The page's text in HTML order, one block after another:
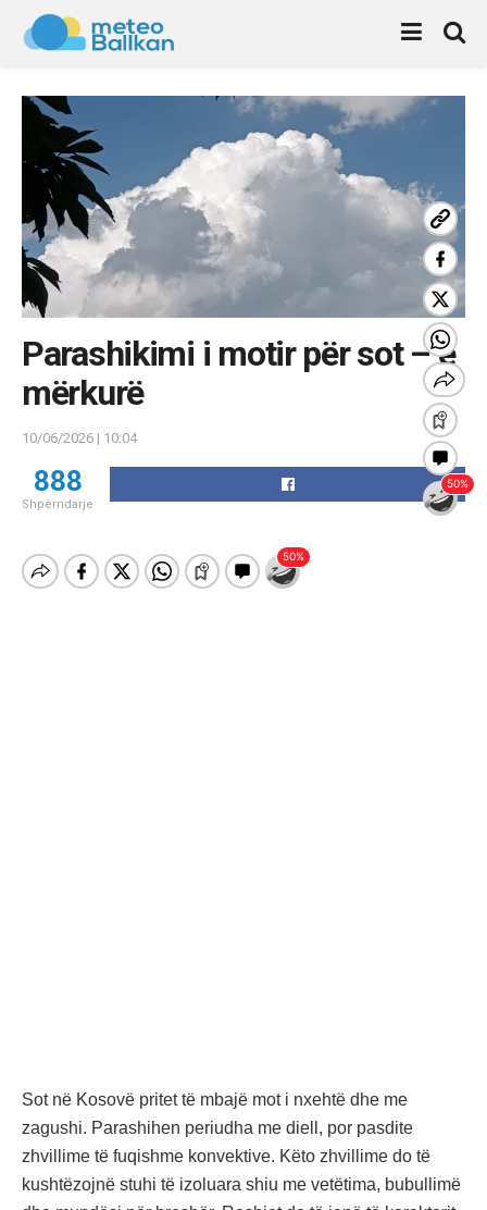
Parashikimi i motir për sot – e
mërkurë
10/06/2026 | 10:04
888
Shpërndarje
Sot në Kosovë pritet të mbajë mot i nxehtë dhe me
zagushi. Parashihen periudha me diell, por pasdite
zhvillime të fuqishme konvektive. Këto zhvillime do të
kushtëzojnë stuhi të izoluara shiu me vetëtima, bubullimë